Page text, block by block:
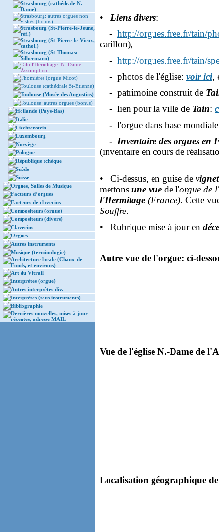
Strasbourg (cathédrale N.-
Dame)
Strasbourg: autres orgues non
visités (bonus)
Strasbourg (St-Pierre-le-Jeune,
réf.)
Strasbourg (St-Pierre-le-Vieux,
cathol.)
Strasbourg (St-Thomas:
Silbermann)
Tain l'Hermitage: N.-Dame
Assomption
Thomières (orgue Micot)
Toulouse (cathédrale St-Etienne)
Toulouse (Musée des Augustins)
Toulouse: autres orgues (bonus)
Hollande (Pays-Bas)
Italie
Liechtenstein
Luxembourg
Norvège
Pologne
République tchèque
Suède
Suisse
Orgues, Salles de Musique
Facteurs d’orgues
Facteurs de clavecins
Compositeurs (orgue)
Compositeurs (divers)
Clavecins
Orgues
Autres instruments
Musique (terminologie)
Architecture locale (Chaux-de-
Fonds, et environs)
Art du Vitrail
Interprètes (orgue)
Autres interprètes div.
Interprètes (tous instruments)
Bibliographie
Dernières nouvelles, mises à jour
récentes, adresse MAIL
• Liens divers:
- http://orgues.free.fr/tain/
carillon),
- http://orgues.free.fr/tain/
- photos de l'église: voir ici,
- patrimoine construit de
- lien pour la ville de Tain:
- l'orgue dans base
- Inventaire des orgues en
(inventaire en cours de
• Ci-dessus, en guise de
mettons une vue de l'orgue de
l'Hermitage (France). Cette
Souffre.
• Rubrique mise à jour en
Autre vue de l'orgue: ci-
Vue de l'église N.-Dame de
Localisation géographique